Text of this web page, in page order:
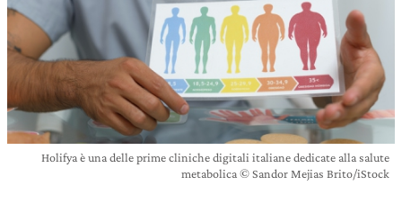
Holifya è una delle prime cliniche digitali italiane dedicate alla salute
metabolica © Sandor Mejias Brito/iStock